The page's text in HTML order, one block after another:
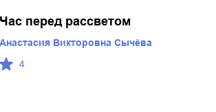
Час перед рассветом
Анастасия Викторовна Сычёва
4